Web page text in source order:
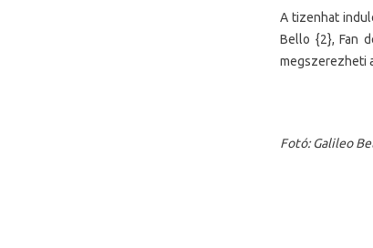
A tizenhat
Bello {2}, Fan
megszerezheti
Fotó: Galileo